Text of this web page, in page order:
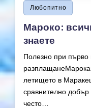
Posted
in
Любопитно
Мароко:
знаете
Полезно при
летището в
сравнително добър
често…